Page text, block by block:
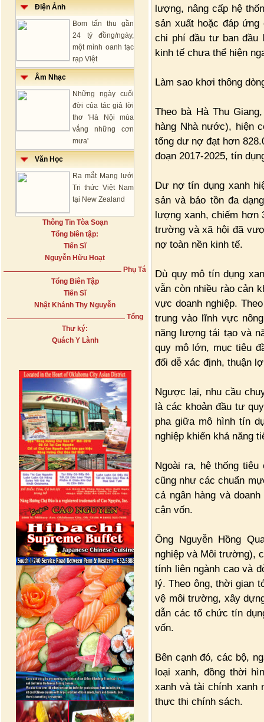
Điện Ảnh
Bom tấn thu gần
24 tỷ đồng/ngày,
một mình oanh tạc
rạp Việt
Âm Nhạc
Những ngày cuối
đời của tác giả lời
thơ 'Hà Nội mùa
vắng những cơn
mưa'
Văn Học
Ra mắt Mạng lưới
Tri thức Việt Nam
tại New Zealand
Thông Tin Tòa Soạn
Tổng biên tập:
Tiến Sĩ
Nguyễn Hữu Hoạt
Phụ Tá
Tổng Biên Tập
Tiến Sĩ
Nhật Khánh Thy Nguyễn
Tổng
Thư ký:
Quách Y Lành
lượng, nâng cấp hệ
sản xuất hoặc đáp
chi phí đầu tư ban đầu
kinh tế chưa thể hiện
Làm sao khơi thông
Theo bà Hà Thu
hàng Nhà nước), hiện
tổng dư nợ đạt hơn
đoạn 2017-2025, tín
Dư nợ tín dụng xanh
sản và bảo tồn đa
lượng xanh, chiếm hơn
trường và xã hội đã
nợ toàn nền kinh tế.
Dù quy mô tín dụng
vẫn còn nhiều rào cản
vực doanh nghiệp.
trung vào lĩnh vực
năng lượng tái tạo và
quy mô lớn, mục tiêu
đối dễ xác định, thuận
Ngược lại, nhu cầu
là các khoản đầu tư
pha giữa mô hình tín
nghiệp khiến khả năng
Ngoài ra, hệ thống
cũng như các chuẩn
cả ngân hàng và
cận vốn.
Ông Nguyễn Hồng
nghiệp và Môi trường),
tính liên ngành cao và
lý. Theo ông, thời gian
vệ môi trường, xây
dẫn các tổ chức tín
vốn.
Bên cạnh đó, các bộ,
loại xanh, đồng thời
xanh và tài chính xanh
thực thi chính sách.